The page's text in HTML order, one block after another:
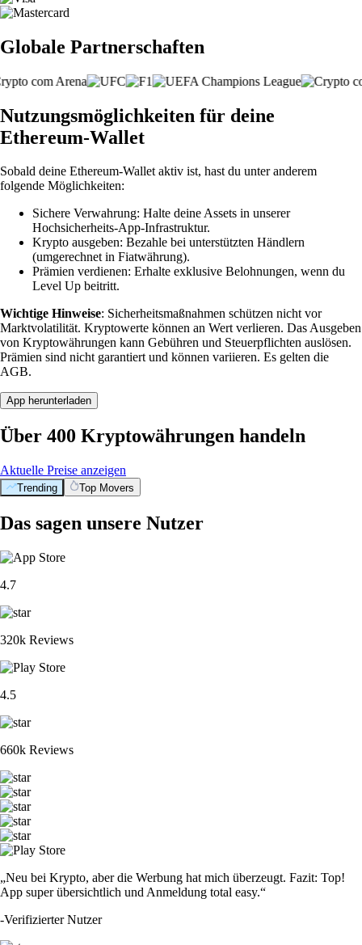
Globale Partnerschaften
Nutzungsmöglichkeiten für deine
Ethereum-Wallet
Sobald deine Ethereum-Wallet aktiv ist, hast du unter anderem
folgende Möglichkeiten:
Sichere Verwahrung: Halte deine Assets in unserer
Hochsicherheits-App-Infrastruktur.
Krypto ausgeben: Bezahle bei unterstützten Händlern
(umgerechnet in Fiatwährung).
Prämien verdienen: Erhalte exklusive Belohnungen, wenn du
Level Up beitritt.
Wichtige Hinweise: Sicherheitsmaßnahmen schützen nicht vor
Marktvolatilität. Kryptowerte können an Wert verlieren. Das Ausgeben
von Kryptowährungen kann Gebühren und Steuerpflichten auslösen.
Prämien sind nicht garantiert und können variieren. Es gelten die
AGB.
App herunterladen
Über 400 Kryptowährungen handeln
Aktuelle Preise anzeigen
Trending Top Movers
Das sagen unsere Nutzer
4.7
320k Reviews
4.5
660k Reviews
„Neu bei Krypto, aber die Werbung hat mich überzeugt. Fazit: Top!
App super übersichtlich und Anmeldung total easy.“
-Verifizierter Nutzer